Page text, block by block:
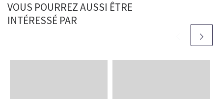
VOUS POURREZ AUSSI ÊTRE
INTÉRESSÉ PAR